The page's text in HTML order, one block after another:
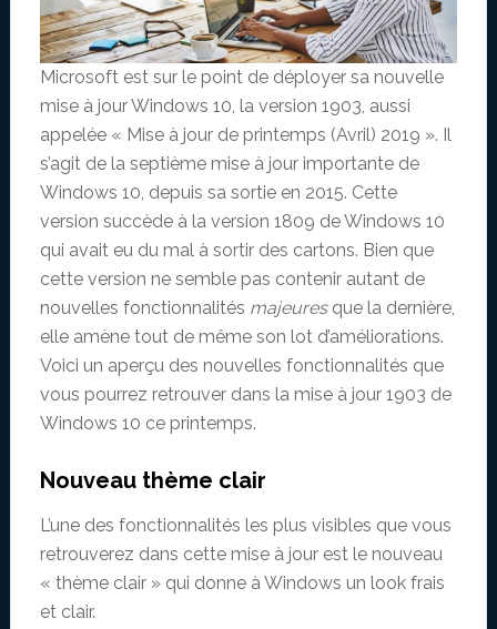
Microsoft est sur le point de déployer sa nouvelle
mise à jour Windows 10, la version 1903, aussi
appelée « Mise à jour de printemps (Avril) 2019 ». Il
s’agit de la septième mise à jour importante de
Windows 10, depuis sa sortie en 2015. Cette
version succède à la version 1809 de Windows 10
qui avait eu du mal à sortir des cartons. Bien que
cette version ne semble pas contenir autant de
nouvelles fonctionnalités majeuresque la dernière,
elle amène tout de même son lot d’améliorations.
Voici un aperçu des nouvelles fonctionnalités que
vous pourrez retrouver dans la mise à jour 1903 de
Windows 10 ce printemps.
Nouveau thème clair
L’une des fonctionnalités les plus visibles que vous
retrouverez dans cette mise à jour est le nouveau
« thème clair » qui donne à Windows un look frais
et clair.